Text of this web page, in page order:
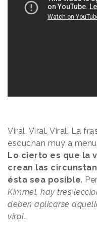
Viral. Viral. Viral. La
escuchan muy a
Lo cierto es que la
crean las
ésta sea posible.
Kimmel, hay tres
deben aplicarse
viral.